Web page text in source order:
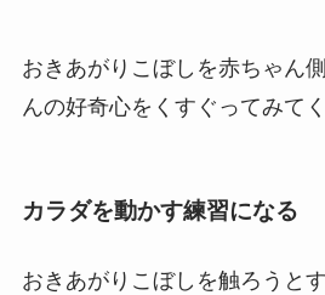
おきあがりこぼしを赤ちゃん
んの好奇心をくすぐってみてく
カラダを動かす練習になる
おきあがりこぼしを触ろうと